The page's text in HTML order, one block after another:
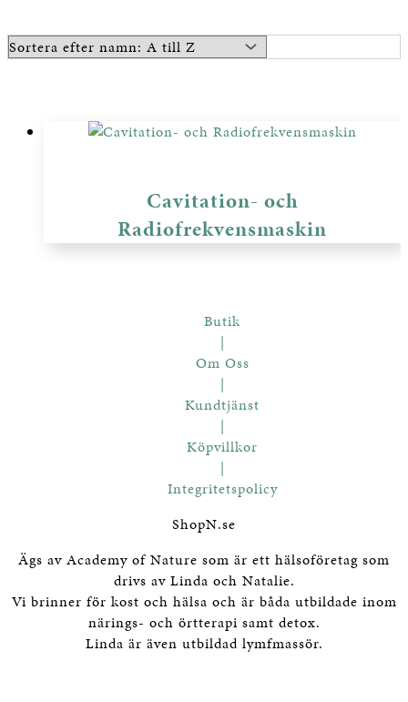
Cavitation- och
Radiofrekvensmaskin
Butik
|
Om Oss
|
Kundtjänst
|
Köpvillkor
|
Integritetspolicy
ShopN.se
Ägs av Academy of Nature som är ett hälsoföretag som
drivs av Linda och Natalie.
Vi brinner för kost och hälsa och är båda utbildade inom
närings- och örtterapi samt detox.
Linda är även utbildad lymfmassör.